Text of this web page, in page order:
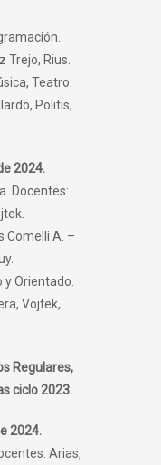
Trejo, Rius.
Teatro.
Politis,
2024.
Docentes:
Comelli A. –
y Orientado.
Vojtek,
Regulares,
ciclo 2023.
2024.
Arias,